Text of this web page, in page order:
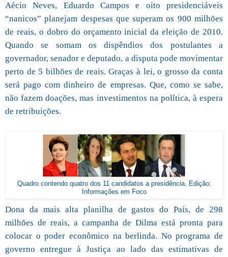
Aécio Neves, Eduardo Campos e oito presidenciáveis
“nanicos” planejam despesas que superam os 900 milhões
de reais, o dobro do orçamento inicial da eleição de 2010.
Quando se somam os dispêndios dos postulantes a
governador, senador e deputado, a disputa pode movimentar
perto de 5 bilhões de reais. Graças à lei, o grosso da conta
será pago com dinheiro de empresas. Que, como se sabe,
não fazem doações, mas investimentos na política, à espera
de retribuições.
Quadro contendo quatro dos 11 candidatos a presidência. Edição:
Informações em Foco
Dona da mais alta planilha de gastos do País, de 298
milhões de reais, a campanha de Dilma está pronta para
colocar o poder econômico na berlinda. No programa de
governo entregue à Justiça ao lado das estimativas de